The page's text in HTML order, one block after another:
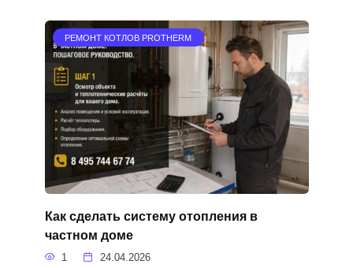
РЕМОНТ КОТЛОВ PROTHERM
Как сделать систему отопления в
частном доме
1 24.04.2026